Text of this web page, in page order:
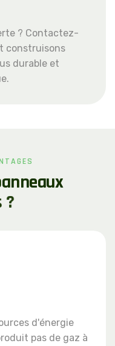
? Contactez-
construisons
durable et
anneaux
?
d'énergie
pas de gaz à